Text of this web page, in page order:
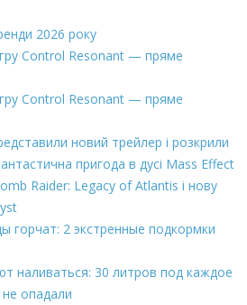
2026 року
Control Resonant — пряме
Control Resonant — пряме
новий трейлер і розкрили
пригода в дусі Mass Effect
Raider: Legacy of Atlantis і нову
горчат: 2 экстренные подкормки
наливаться: 30 литров под каждое
опадали